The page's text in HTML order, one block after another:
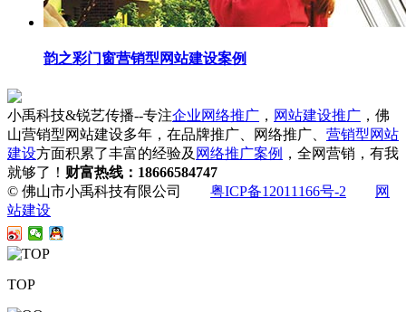
韵之彩门窗营销型网站建设案例
小禹科技&锐艺传播--专注企业网络推广 ， 网站建设推广 ，佛
山营销型网站建设多年，在品牌推广、网络推广、 营销型网站
建设方面积累了丰富的经验及 网络推广案例 ，全网营销，有我
就够了！ 财富热线：18666584747
© 佛山市小禹科技有限公司 粤ICP备12011166号-2
网
站建设
TOP